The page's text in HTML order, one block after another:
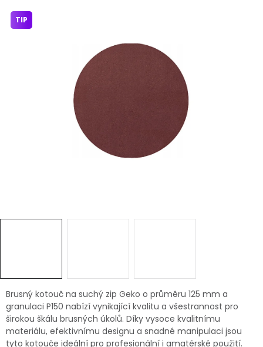
Dětská hřiště
Autodoplňky
Značky
Brusný kotouč na suchý zip Geko o průměru 125 mm a
granulaci P150 nabízí vynikající kvalitu a všestrannost pro
širokou škálu brusných úkolů. Díky vysoce kvalitnímu
materiálu, efektivnímu designu a snadné manipulaci jsou
tyto kotouče ideální pro profesionální i amatérské použití.
TIP